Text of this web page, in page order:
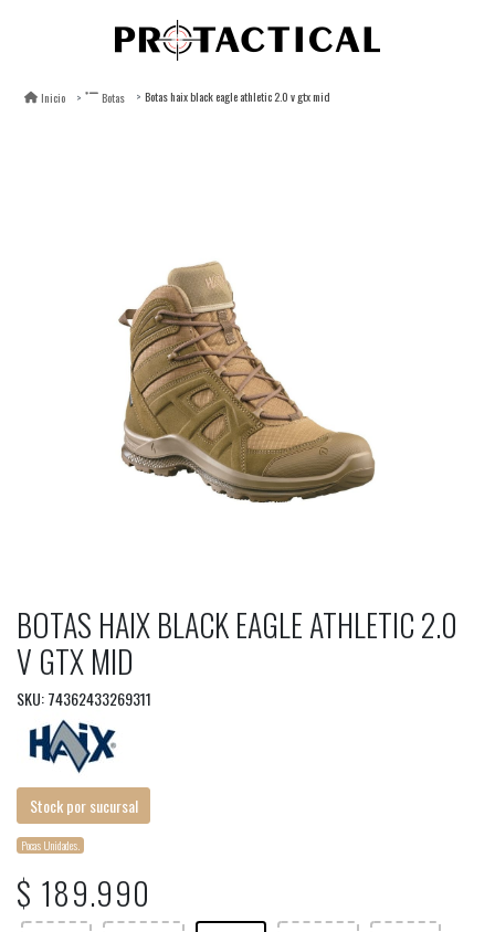
Inicio Botas Botas haix black eagle athletic 2.0 v gtx mid
BOTAS HAIX BLACK EAGLE ATHLETIC 2.0
V GTX MID
SKU: 74362433269311
Stock por sucursal
Pocas Unidades.
$ 189.990